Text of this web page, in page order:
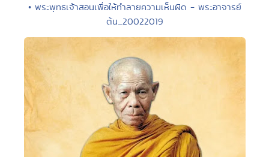
• พระพุทธเจ้าสอนเพื่อให้ทำลายความเห็นผิด - พระอาจารย์
ต้น_20022019